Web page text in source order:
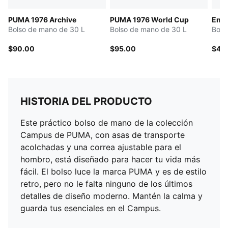
PUMA 1976 Archive
Bolso de mano de 30 L
$90.00
PUMA 1976 World Cup
Bolso de mano de 30 L
$95.00
HISTORIA DEL PRODUCTO
Este práctico bolso de mano de la colección
Campus de PUMA, con asas de transporte
acolchadas y una correa ajustable para el
hombro, está diseñado para hacer tu vida más
fácil. El bolso luce la marca PUMA y es de estilo
retro, pero no le falta ninguno de los últimos
detalles de diseño moderno. Mantén la calma y
guarda tus esenciales en el Campus.